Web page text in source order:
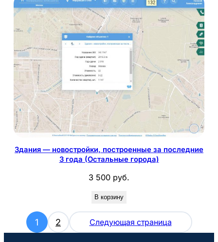
Здания — новостройки, построенные за последние
3 года (Остальные города)
3 500 руб.
В корзину
1 2 Следующая страница